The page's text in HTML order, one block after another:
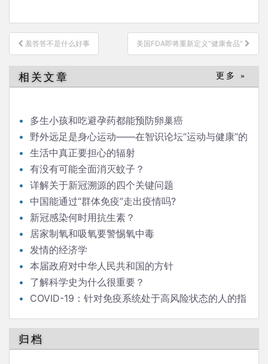
文
章
导
航
羞答答不是什么好事 美国FDA即将重新定义“健康食品”
相关文章 更多 »
多生小孩和吃避孕药都能预防卵巢癌
野外远足是身心运动——在智识论坛“运动与健康”的
发言生活中真正要担心的辐射
有没有可能全面消灭蚊子？
详解关于新冠溯源的四个关键问题
中国能通过“群体免疫”走出疫情吗?
新冠感染何时用抗生素？
居家制氧和吸氧要警惕氧中毒
发情的经济学
本届政府对中华人民共和国的方针
了解科学史为什么很重要？
COVID-19：针对免疫系统处于高风险状态的人的指
归档